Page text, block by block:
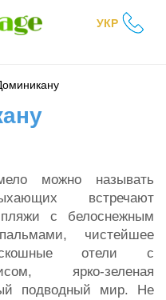
УКР
можно называть
встречают
с белоснежным
чистейшее
отели с
ярко-зеленая
подводный мир. Не